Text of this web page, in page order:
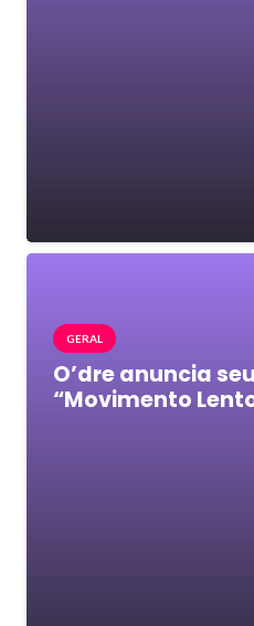
GERAL
O’dre anuncia
“Movimento